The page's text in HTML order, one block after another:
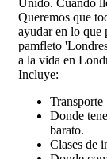
Queremos que
ayudar en lo que
pamfleto
a la vida en
Incluye:
Donde
barato.
Clases de